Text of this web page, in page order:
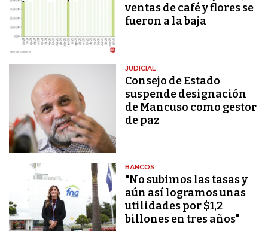
ventas de café y flores se
fueron a la baja
JUDICIAL
Consejo de Estado
suspende designación
de Mancuso como gestor
de paz
BANCOS
"No subimos las tasas y
aún así logramos unas
utilidades por $1,2
billones en tres años"